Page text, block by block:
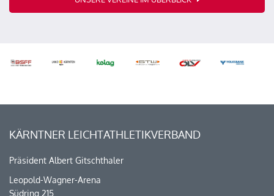
KÄRNTNER LEICHTATHLETIKVERBAND
Präsident Albert Gitschthaler
Leopold-Wagner-Arena
Südring 215